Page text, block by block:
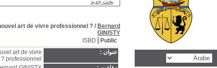
L'Education permanente , dernière carte d'un système moribond
L'Education permanente , dernière carte d'un système moribond ou